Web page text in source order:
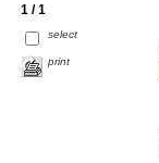
1 / 1
select
print